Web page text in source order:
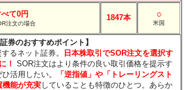
て0円
注文の場合
1847本 ○
米国
券のおすすめポイント】
るネット証券。
日本株取引でSOR注文を選択す
！ SOR注文はより条件の良い取引価格を提示す
活用したい。
「逆指値」や「トレーリングスト
機能が充実していることも特徴のひとつ。あらか